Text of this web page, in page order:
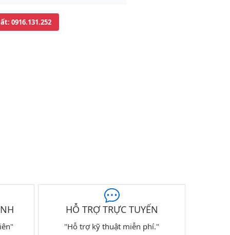
: 0916.131.252
HỖ TRỢ TRỰC TUYẾN
"Hỗ trợ kỹ thuật miễn phí."